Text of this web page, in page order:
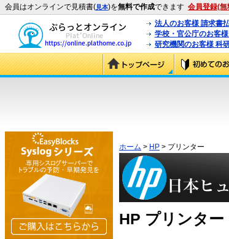
会員はオンラインで見積書(見本)を無料で作成できます 会員登録(無
法人のお客様 請求書
学校・官公庁のお客
研究機関のお客様 科
ホーム > HP > プリンター
HP プリンタ